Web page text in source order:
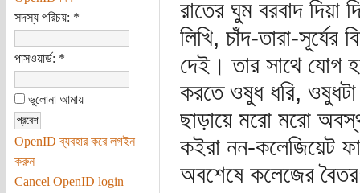
সদস্য পরিচয়: *
পাসওয়ার্ড: *
ভুলোনা আমায়
OpenID ব্যবহার করে লগইন
করুন
Cancel OpenID login
রাতের ঘুম বরবাদ দিয়া
লিখি, চাঁদ-তারা-সূর্যের
দেই। তার সাথে যোগ
করতে ওষুধ ধরি, ওষুধটা
ছাড়ায়ে মরো মরো
কইরা নন-কলেজিয়েট
অবশেষে কলেজের